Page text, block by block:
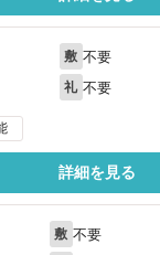
敷 不要
礼 不要
詳細を見る
敷 不要